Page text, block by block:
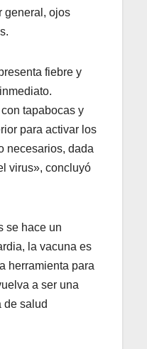
general, ojos
fiebre y
tapabocas y
para activar los
necesarios, dada
virus», concluyó
se hace un
la vacuna es
herramienta para
a ser una
de salud